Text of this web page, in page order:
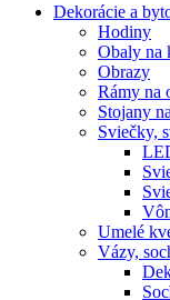
Dekorácie a
Hodiny
Obaly na
Obrazy
Rámy na
Stojany
Sviečky,
Umelé
Vázy,